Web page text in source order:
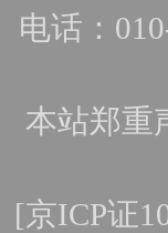
电话：
本站郑重
[京ICP证